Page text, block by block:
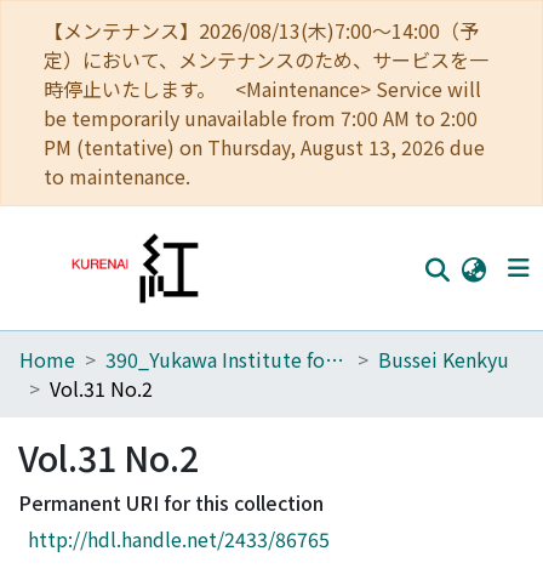
【メンテナンス】2026/08/13(木)7:00～14:00（予
定）において、メンテナンスのため、サービスを一
時停止いたします。 <Maintenance> Service will
be temporarily unavailable from 7:00 AM to 2:00
PM (tentative) on Thursday, August 13, 2026 due
to maintenance.
Home
Browse
Download Ranking
Access Statistics
Home 390_Yukawa Institute for Theoretical Physics
Bussei Kenkyu
Vol.31 No.2
Vol.31 No.2
Permanent URI for this collection
http://hdl.handle.net/2433/86765